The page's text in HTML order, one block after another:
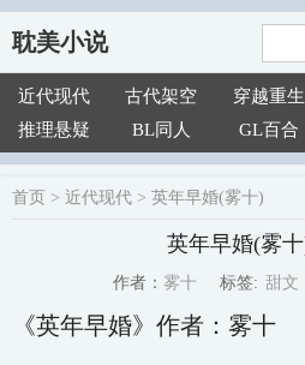
耽美小说
近代现代 古代架空 穿越重生
推理悬疑
BL同人 GL百合
首页 > 近代现代 > 英年早婚(雾十)
英年早婚(雾
作者： 雾十 标签: 甜文
《英年早婚》作者：雾十